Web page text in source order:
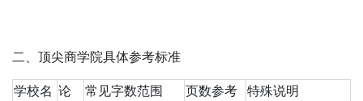
二、顶尖商学院具体参考标准
学校名 论
常见字数范围 页数参考 特殊说明